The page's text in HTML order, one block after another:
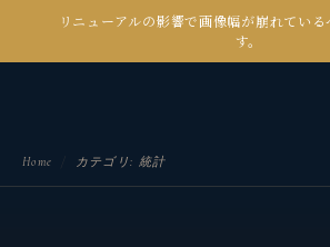
リニューアルの影響で画像幅が崩れてい
す。
kanseian
Home カテゴリ: 統計